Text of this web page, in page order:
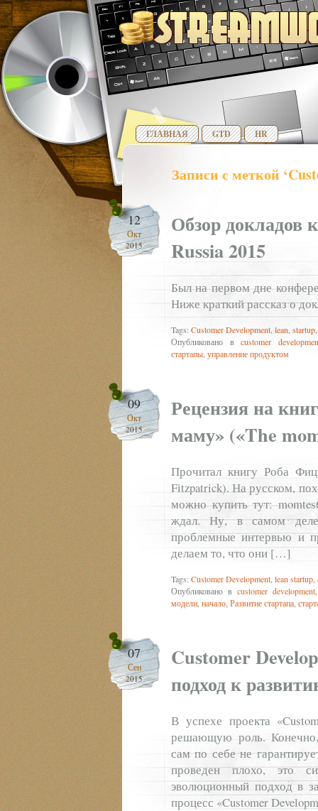
ГЛАВНАЯ GTD HR
Записи с меткой
12
Окт
2015
Обзор
Russia 2015
Был на первом дне
Ниже краткий рассказ о
Tags: Customer Development lean startup
Опубликовано вcustomer
стартапы управление продуктом
09
Окт
2015
Рецензия на
маму» («The
Прочитал книгу Роба
Fitzpatrick). На русском,
можно купить тут:
ждал. Ну, в самом
проблемные интервью и
делаем то, что они […]
Tags: Customer Development lean startup
Опубликовано вcustomer development
модели начало Развитие стартапа
07
Сен
2015
Customer
подход к
В успехе проекта
решающую роль. Конечно,
сам по себе не
проведен плохо, это
эволюционный подход в
процесс «Customer